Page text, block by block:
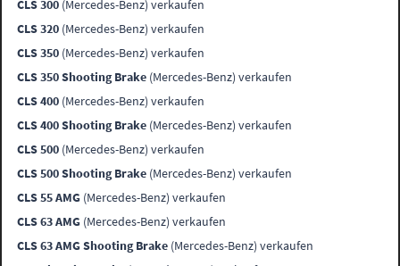
CLS 300 (Mercedes-Benz) verkaufen
CLS 320 (Mercedes-Benz) verkaufen
CLS 350 (Mercedes-Benz) verkaufen
CLS 350 Shooting Brake (Mercedes-Benz) verkaufen
CLS 400 (Mercedes-Benz) verkaufen
CLS 400 Shooting Brake (Mercedes-Benz) verkaufen
CLS 500 (Mercedes-Benz) verkaufen
CLS 500 Shooting Brake (Mercedes-Benz) verkaufen
CLS 55 AMG (Mercedes-Benz) verkaufen
CLS 63 AMG (Mercedes-Benz) verkaufen
CLS 63 AMG Shooting Brake (Mercedes-Benz) verkaufen